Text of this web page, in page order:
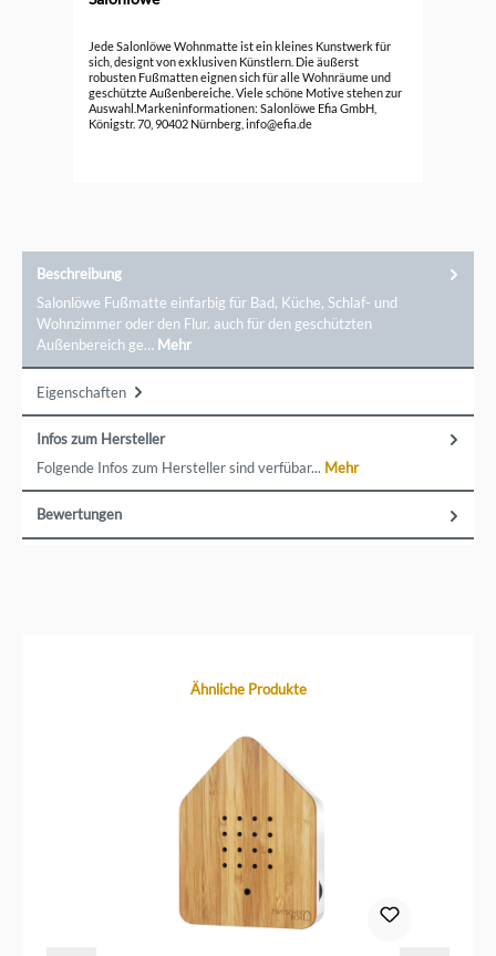
Jede Salonlöwe Wohnmatte ist ein kleines Kunstwerk für
sich, designt von exklusiven Künstlern. Die äußerst
robusten Fußmatten eignen sich für alle Wohnräume und
geschützte Außenbereiche. Viele schöne Motive stehen zur
Auswahl.Markeninformationen: Salonlöwe Efia GmbH,
Königstr. 70, 90402 Nürnberg, info@efia.de
Beschreibung
Salonlöwe Fußmatte einfarbig für Bad, Küche, Schlaf- und
Wohnzimmer oder den Flur. auch für den geschützten
Außenbereich ge… Mehr
Eigenschaften
Infos zum Hersteller
Folgende Infos zum Hersteller sind verfübar... Mehr
Bewertungen
Produktgalerie überspringenÄhnliche Produkte